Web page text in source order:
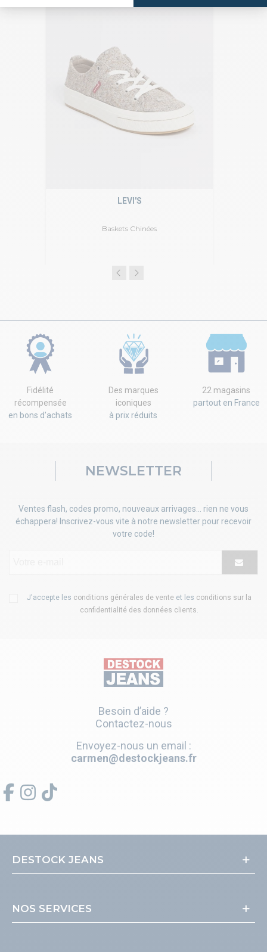
Baskets Chinées
LEVI'S
Fidélité
récompensée
en bons d'achats
Des marques
iconiques
à prix réduits
22 magasins
partout en France
NEWSLETTER
Ventes flash, codes promo, nouveaux arrivages... rien ne vous
échappera! Inscrivez-vous vite à notre newsletter pour recevoir
votre code!
J'accepte les conditions générales de vente et les conditions sur la
confidentialité des données clients
Besoin d’aide ?
Contactez-nous
Envoyez-nous un email :
carmen@destockjeans.fr
DESTOCK JEANS
NOS SERVICES